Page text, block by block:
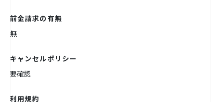
前金請求の有無
無
キャンセルポリシー
要確認
利用規約